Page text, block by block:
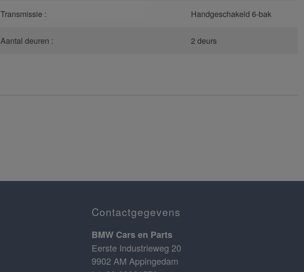
Transmissie : Handgeschakeld 6-bak
Aantal deuren : 2 deurs
Contactgegevens
BMW Cars en Parts
Eerste Industrieweg 20
9902 AM Appingedam